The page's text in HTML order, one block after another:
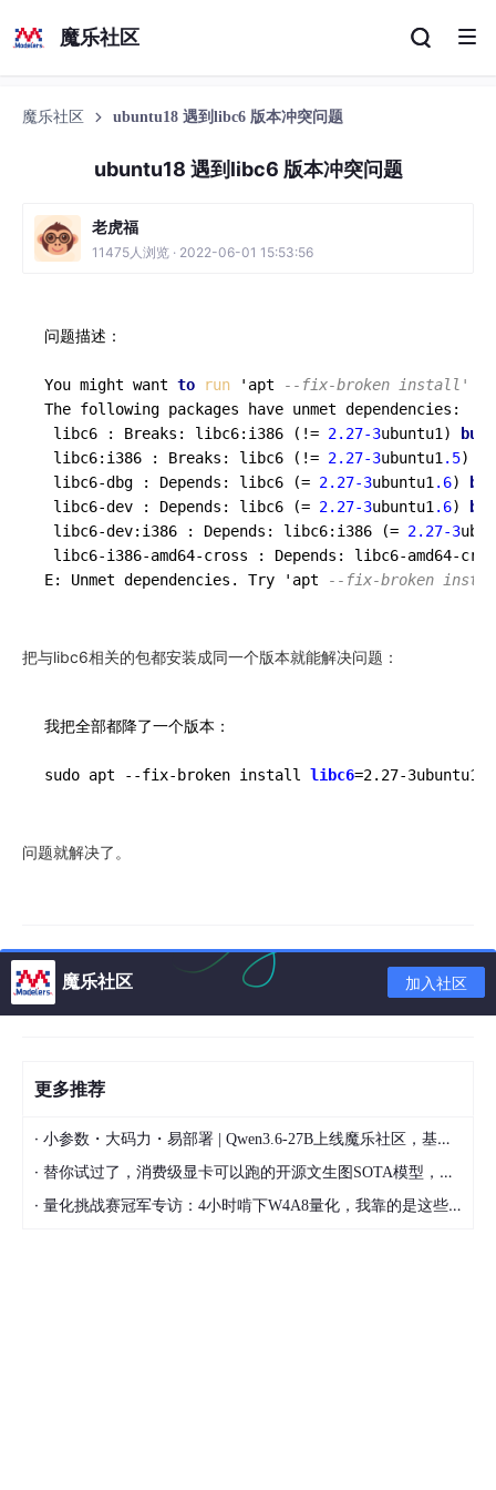
魔乐社区
魔乐社区 ubuntu18 遇到libc6 版本冲突问题
ubuntu18 遇到libc6 版本冲突问题
老虎福
11475人浏览 · 2022-06-01 15:53:56
问题描述：
You might want to run 'apt
--fix-broken install' to
The following packages have unmet dependencies:
libc6 : Breaks: libc6:i386 (!= 2.27-3ubuntu1)
but
libc6:i386 : Breaks: libc6 (!= 2.27-3ubuntu1 .5)
libc6-dbg : Depends: libc6 (= 2.27-3ubuntu1 .6)
but
libc6-dev : Depends: libc6 (= 2.27-3ubuntu1 .6)
but
libc6-dev:i386 : Depends: libc6:i386 (= 2.27-3
libc6-i386-amd64-cross : Depends: libc6-amd64-
E: Unmet dependencies. Try 'apt
--fix-broken
把与libc6相关的包都安装成同一个版本就能解决问题：
我把全部都降了一个版本：
sudo apt --fix-broken install libc6=2.27-3ubuntu1
问题就解决了。
魔乐社区 加入社区
更多推荐
· 小参数・大码力・易部署 | Qwen3.6-27B上线魔乐社区，基于昇腾的部署教程来了
· 替你试过了，消费级显卡可以跑的开源文生图SOTA模型，顶级渲染、高密度文本绘图
· 量化挑战赛冠军专访：4小时啃下W4A8量化，我靠的是这些经验